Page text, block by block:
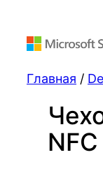
Главная /